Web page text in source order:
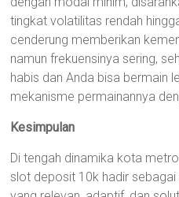
tingkat volatilitas rendah
cenderung memberikan
namun frekuensinya sering,
habis dan Anda bisa bermain
mekanisme permainannya
Kesimpulan
Di tengah dinamika kota
slot deposit 10k hadir